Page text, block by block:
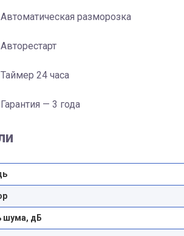
Автоматическая разморозка
Авторестарт
Таймер 24 часа
Гарантия — 3 года
шума, дБ